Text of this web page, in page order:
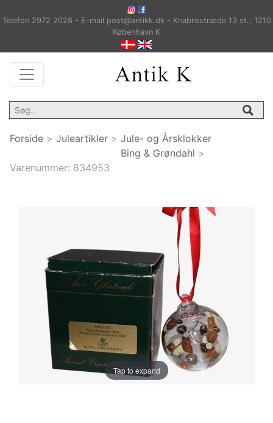
Telefon 2972 2028 - E-mail post@antikk.dk - Knabrostræde 13 st., 1210
København K
Forside > Juleartikler > Jule- og Årsklokker
Bing & Grøndahl >
Varenummer: 634953
Tap to expand